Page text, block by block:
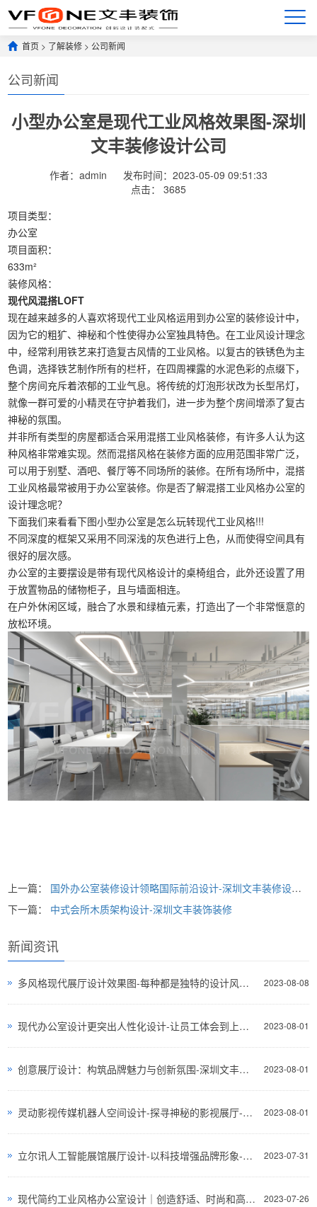
首页 > 了解装修 >公司新闻
公司新闻
小型办公室是现代工业风格效果图-深圳
文丰装修设计公司
作者：admin
发布时间：2023-05-09 09:51:33
点击： 3685
项目类型：
办公室
项目面积：
633m²
装修风格：
现代风混搭LOFT
现在越来越多的人喜欢将现代工业风格运用到办公室的装修设计中，
因为它的粗犷、神秘和个性使得办公室独具特色。在工业风设计理念
中，经常利用铁艺来打造复古风情的工业风格。以复古的铁锈色为主
色调，选择铁艺制作所有的栏杆，在四周裸露的水泥色彩的点缀下，
整个房间充斥着浓郁的工业气息。将传统的灯泡形状改为长型吊灯，
就像一群可爱的小精灵在守护着我们，进一步为整个房间增添了复古
神秘的氛围。
并非所有类型的房屋都适合采用混搭工业风格装修，有许多人认为这
种风格非常难实现。然而混搭风格在装修方面的应用范围非常广泛，
可以用于别墅、酒吧、餐厅等不同场所的装修。在所有场所中，混搭
工业风格最常被用于办公室装修。你是否了解混搭工业风格办公室的
设计理念呢？
下面我们来看看下图小型办公室是怎么玩转现代工业风格!!!
不同深度的框架又采用不同深浅的灰色进行上色，从而使得空间具有
很好的层次感。
办公室的主要摆设是带有现代风格设计的桌椅组合，此外还设置了用
于放置物品的储物柜子，且与墙面相连。
在户外休闲区域，融合了水景和绿植元素，打造出了一个非常惬意的
放松环境。
上一篇： 国外办公室装修设计领略国际前沿设计-深圳文丰装修设计公司
下一篇： 中式会所木质架构设计-深圳文丰装饰装修
新闻资讯
2023-08-08
多风格现代展厅设计效果图-每种都是独特的设计风格-深圳文丰装饰
2023-08-01
现代办公室设计更突出人性化设计-让员工体会到上班的快乐与舒适-深圳文丰装饰
2023-08-01
创意展厅设计：构筑品牌魅力与创新氛围-深圳文丰装饰
2023-08-01
灵动影视传媒机器人空间设计-探寻神秘的影视展厅-深圳文丰装饰
2023-07-31
立尔讯人工智能展馆展厅设计-以科技增强品牌形象-深圳文丰装饰
2023-07-26
现代简约工业风格办公室设计｜创造舒适、时尚和高效的工作环境-深圳文丰装饰